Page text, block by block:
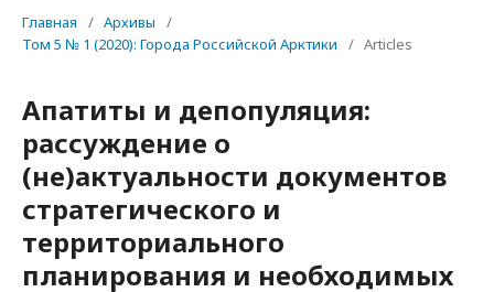
Главная / Архивы
/
Том 5 № 1 (2020): Города Российской Арктики
/ Articles
Апатиты и депопуляция:
рассуждение о
(не)актуальности документов
стратегического и
территориального
планирования и необходимых